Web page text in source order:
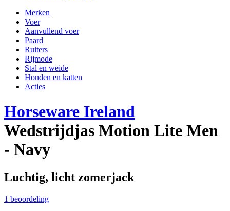
Merken
Voer
Aanvullend voer
Paard
Ruiters
Rijmode
Stal en weide
Honden en katten
Acties
Horseware Ireland
Wedstrijdjas Motion Lite Men
- Navy
Luchtig, licht zomerjack
1 beoordeling